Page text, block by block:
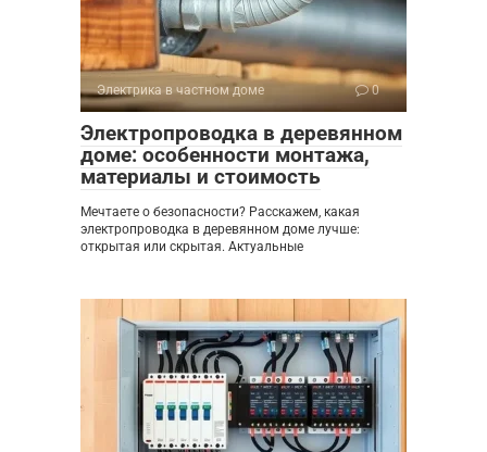
Электрика в частном доме 0
Электропроводка в деревянном
доме: особенности монтажа,
материалы и стоимость
Мечтаете о безопасности? Расскажем, какая
электропроводка в деревянном доме лучше:
открытая или скрытая. Актуальные